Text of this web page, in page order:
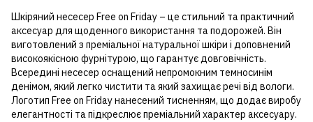
Шкіряний несесер Free on Friday – це стильний та практичний
аксесуар для щоденного використання та подорожей. Він
виготовлений з преміальної натуральної шкіри і доповнений
високоякісною фурнітурою, що гарантує довговічність.
Всередині несесер оснащений непромокним темносинім
денімом, який легко чистити та який захищає речі від вологи.
Логотип Free on Friday нанесений тисненням, що додає виробу
елегантності та підкреслює преміальний характер аксесуару.